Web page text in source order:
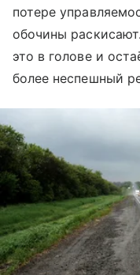
потере
обочины
это в голове и
более неспешный